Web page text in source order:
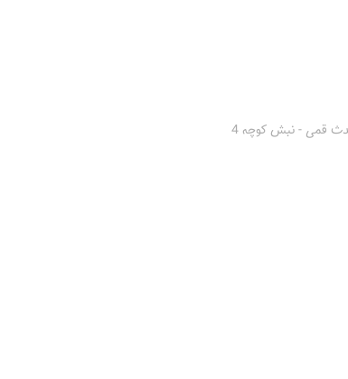
قمی - نبش کوچه 4